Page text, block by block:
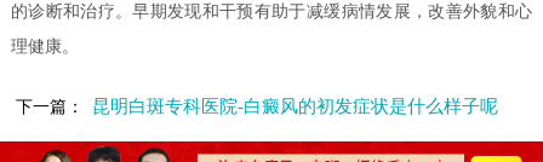
的诊断和治疗。早期发现和干预有助于减缓病情发展，改善外貌和心
理健康。
下一篇： 昆明白斑专科医院-白癜风的初发症状是什么样子呢